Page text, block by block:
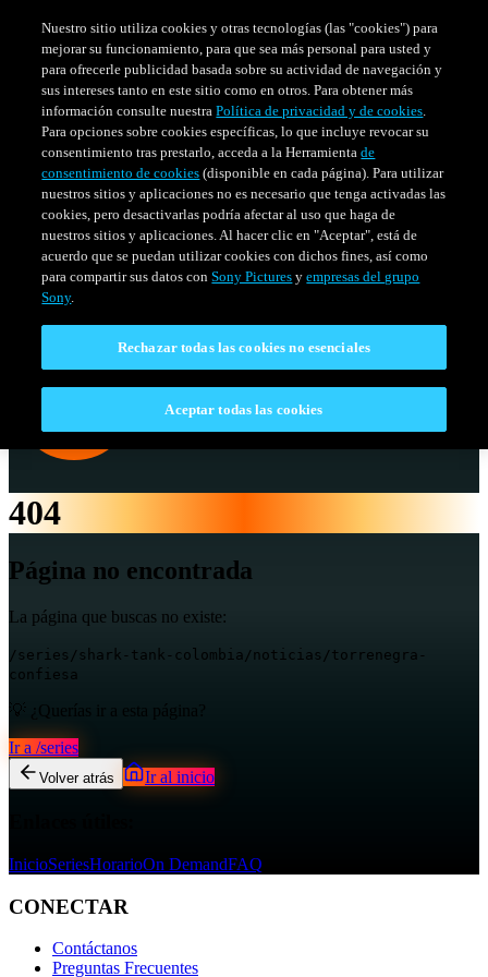
SERIESHORARIO
Venezuela
404
Página no encontrada
La página que buscas no existe:
/series/shark-tank-colombia/noticias/torrenegra-
confiesa
💡 ¿Querías ir a esta página?
Ir a /series
Volver atrás Ir al inicio
InicioSeriesHorarioOn DemandFAQ
CONECTAR
Contáctanos
Preguntas Frecuentes
Nuestro sitio utiliza cookies y otras tecnologías (las "cookies") para
mejorar su funcionamiento, para que sea más personal para usted y
para ofrecerle publicidad basada sobre su actividad de navegación y
sus intereses tanto en este sitio como en otros. Para obtener más
información consulte nuestraPolítica de privacidad y de cookies.
Para opciones sobre cookies específicas, lo que incluye revocar su
consentimiento tras prestarlo, acceda a la Herramientade
consentimiento de cookies (disponible en cada página). Para utilizar
nuestros sitios y aplicaciones no es necesario que tenga activadas las
cookies, pero desactivarlas podría afectar al uso que haga de
nuestros sitios y aplicaciones. Al hacer clic en "Aceptar", está de
acuerdo que se puedan utilizar cookies con dichos fines, así como
para compartir sus datos conSony Pictures yempresas del grupo
Sony.
Rechazar todas las cookies no esenciales
Aceptar todas las cookies